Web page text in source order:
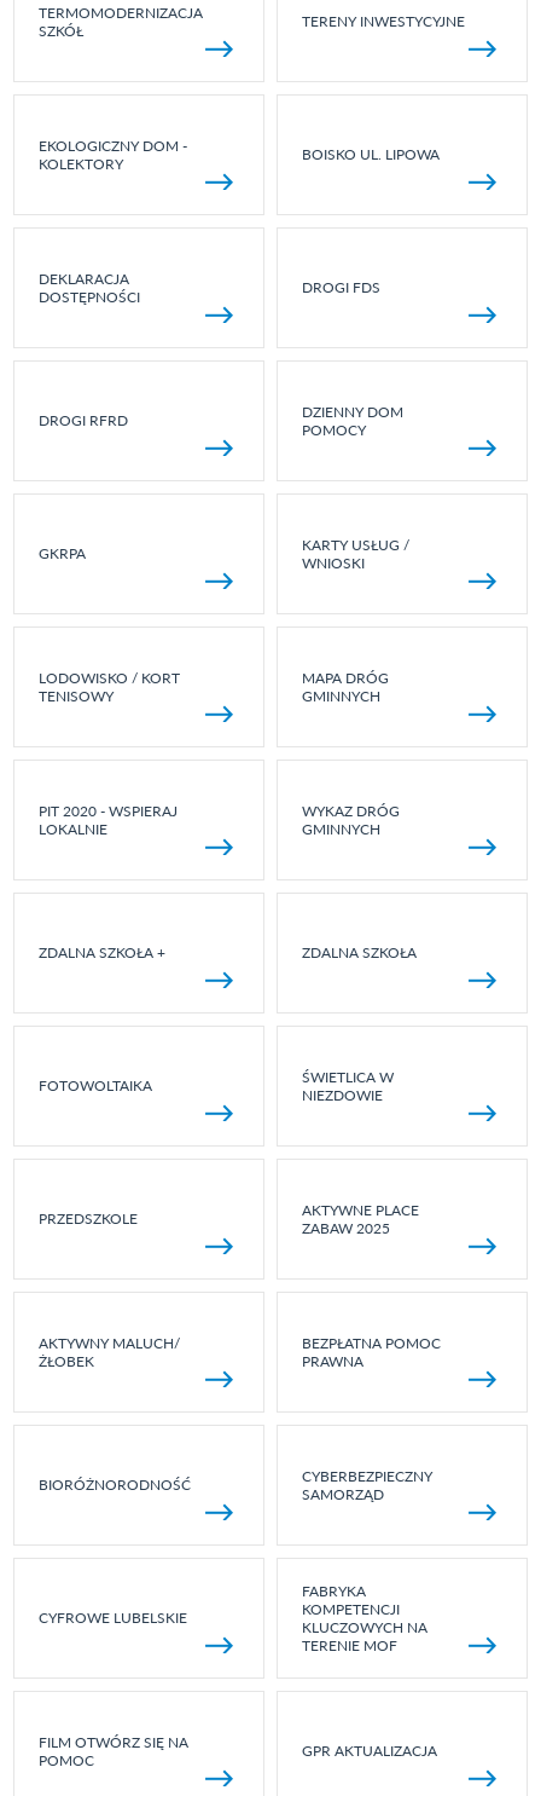
TERMOMODERNIZACJA
SZKÓŁ
TERENY INWESTYCYJNE
EKOLOGICZNY DOM -
KOLEKTORY
BOISKO UL. LIPOWA
DEKLARACJA
DOSTĘPNOŚCI
DROGI FDS
DROGI RFRD
DZIENNY DOM
POMOCY
GKRPA
KARTY USŁUG /
WNIOSKI
LODOWISKO / KORT
TENISOWY
MAPA DRÓG
GMINNYCH
PIT 2020 - WSPIERAJ
LOKALNIE
WYKAZ DRÓG
GMINNYCH
ZDALNA SZKOŁA + ZDALNA SZKOŁA
FOTOWOLTAIKA
ŚWIETLICA W
NIEZDOWIE
PRZEDSZKOLE
AKTYWNE PLACE
ZABAW 2025
AKTYWNY MALUCH/
ŻŁOBEK
BEZPŁATNA POMOC
PRAWNA
BIORÓŻNORODNOŚĆ
CYBERBEZPIECZNY
SAMORZĄD
CYFROWE LUBELSKIE
FABRYKA
KOMPETENCJI
KLUCZOWYCH NA
TERENIE MOF
FILM OTWÓRZ SIĘ NA
POMOC
GPR AKTUALIZACJA